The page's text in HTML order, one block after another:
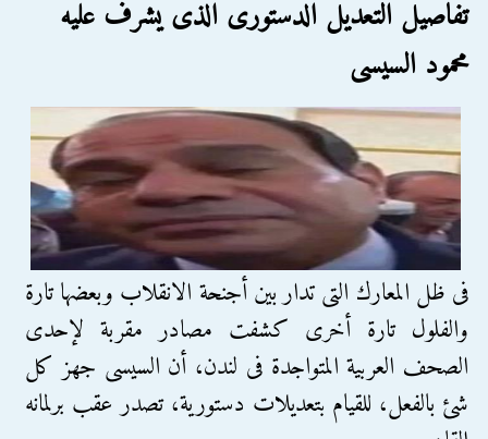
تفاصيل التعديل الدستورى الذى يشرف عليه
محمود السيسى
فى ظل المعارك التى تدار بين أجنحة الانقلاب وبعضها تارة
والفلول تارة أخرى كشفت مصادر مقربة لإحدى
الصحف العربية المتواجدة فى لندن، أن السيسى جهز كل
شئ بالفعل، للقيام بتعديلات دستورية، تصدر عقب برلمانه